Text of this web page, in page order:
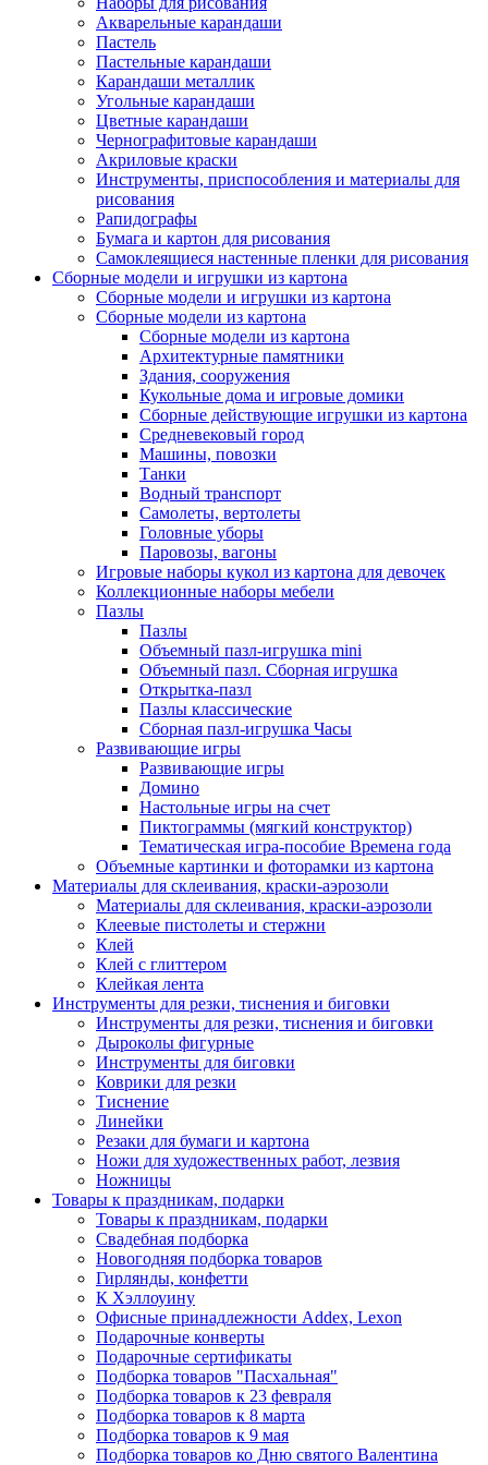
Акварельные карандаши
Пастель
Пастельные карандаши
Карандаши металлик
Угольные карандаши
Цветные карандаши
Чернографитовые карандаши
Акриловые краски
Инструменты, приспособления и материалы для
рисования
Рапидографы
Бумага и картон для рисования
Самоклеящиеся настенные пленки для рисования
Сборные модели и игрушки из картона
Сборные модели и игрушки из картона
Сборные модели из картона
Сборные модели из картона
Архитектурные памятники
Здания, сооружения
Кукольные дома и игровые домики
Сборные действующие игрушки из картона
Средневековый город
Машины, повозки
Танки
Водный транспорт
Самолеты, вертолеты
Головные уборы
Паровозы, вагоны
Игровые наборы кукол из картона для девочек
Коллекционные наборы мебели
Пазлы
Пазлы
Объемный пазл-игрушка mini
Объемный пазл. Сборная игрушка
Открытка-пазл
Пазлы классические
Сборная пазл-игрушка Часы
Развивающие игры
Развивающие игры
Домино
Настольные игры на счет
Пиктограммы (мягкий конструктор)
Тематическая игра-пособие Времена года
Объемные картинки и фоторамки из картона
Материалы для склеивания, краски-аэрозоли
Материалы для склеивания, краски-аэрозоли
Клеевые пистолеты и стержни
Клей
Клей с глиттером
Клейкая лента
Инструменты для резки, тиснения и биговки
Инструменты для резки, тиснения и биговки
Дыроколы фигурные
Инструменты для биговки
Коврики для резки
Тиснение
Линейки
Резаки для бумаги и картона
Ножи для художественных работ, лезвия
Ножницы
Товары к праздникам, подарки
Товары к праздникам, подарки
Свадебная подборка
Новогодняя подборка товаров
Гирлянды, конфетти
К Хэллоуину
Офисные принадлежности Addex, Lexon
Подарочные конверты
Подарочные сертификаты
Подборка товаров "Пасхальная"
Подборка товаров к 23 февраля
Подборка товаров к 8 марта
Подборка товаров к 9 мая
Подборка товаров ко Дню святого Валентина